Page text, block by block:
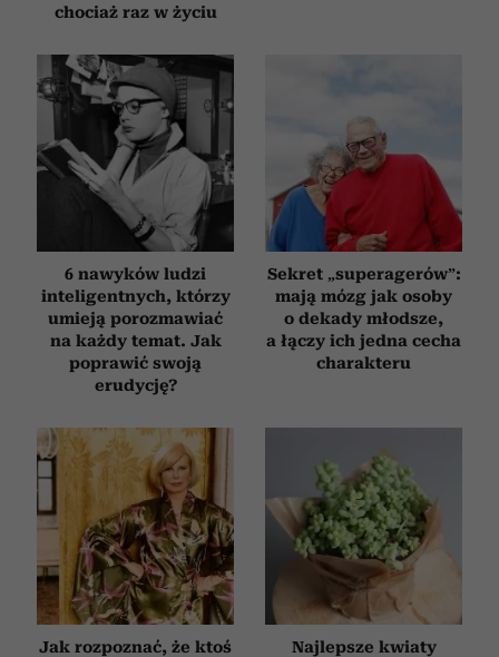
chociaż raz w życiu
6 nawyków ludzi
inteligentnych, którzy
umieją porozmawiać
na każdy temat. Jak
poprawić swoją
erudycję?
Sekret „superagerów”:
mają mózg jak osoby
o dekady młodsze,
a łączy ich jedna cecha
charakteru
Jak rozpoznać, że ktoś
Najlepsze kwiaty